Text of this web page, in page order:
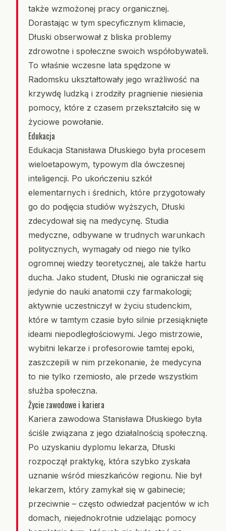
także wzmożonej pracy organicznej.
Dorastając w tym specyficznym klimacie,
Dłuski obserwował z bliska problemy
zdrowotne i społeczne swoich współobywateli.
To właśnie wczesne lata spędzone w
Radomsku ukształtowały jego wrażliwość na
krzywdę ludzką i zrodziły pragnienie niesienia
pomocy, które z czasem przekształciło się w
życiowe powołanie.
Edukacja
Edukacja Stanisława Dłuskiego była procesem
wieloetapowym, typowym dla ówczesnej
inteligencji. Po ukończeniu szkół
elementarnych i średnich, które przygotowały
go do podjęcia studiów wyższych, Dłuski
zdecydował się na medycynę. Studia
medyczne, odbywane w trudnych warunkach
politycznych, wymagały od niego nie tylko
ogromnej wiedzy teoretycznej, ale także hartu
ducha. Jako student, Dłuski nie ograniczał się
jedynie do nauki anatomii czy farmakologii;
aktywnie uczestniczył w życiu studenckim,
które w tamtym czasie było silnie przesiąknięte
ideami niepodległościowymi. Jego mistrzowie,
wybitni lekarze i profesorowie tamtej epoki,
zaszczepili w nim przekonanie, że medycyna
to nie tylko rzemiosło, ale przede wszystkim
służba społeczna.
Życie zawodowe i kariera
Kariera zawodowa Stanisława Dłuskiego była
ściśle związana z jego działalnością społeczną.
Po uzyskaniu dyplomu lekarza, Dłuski
rozpoczął praktykę, która szybko zyskała
uznanie wśród mieszkańców regionu. Nie był
lekarzem, który zamykał się w gabinecie;
przeciwnie – często odwiedzał pacjentów w ich
domach, niejednokrotnie udzielając pomocy